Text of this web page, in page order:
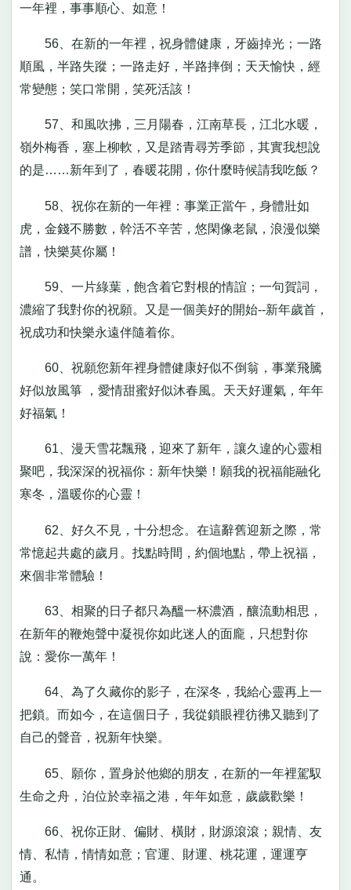
一年裡，事事順心、如意！
56、在新的一年裡，祝身體健康，牙齒掉光；一路
順風，半路失蹤；一路走好，半路摔倒；天天愉快，經
常變態；笑口常開，笑死活該！
57、和風吹拂，三月陽春，江南草長，江北水暖，
嶺外梅香，塞上柳軟，又是踏青尋芳季節，其實我想說
的是……新年到了，春暖花開，你什麼時候請我吃飯？
58、祝你在新的一年裡：事業正當午，身體壯如
虎，金錢不勝數，幹活不辛苦，悠閑像老鼠，浪漫似樂
譜，快樂莫你屬！
59、一片綠葉，飽含着它對根的情誼；一句賀詞，
濃縮了我對你的祝願。又是一個美好的開始--新年歲首，
祝成功和快樂永遠伴隨着你。
60、祝願您新年裡身體健康好似不倒翁，事業飛騰
好似放風箏 ，愛情甜蜜好似沐春風。天天好運氣，年年
好福氣！
61、漫天雪花飄飛，迎來了新年，讓久違的心靈相
聚吧，我深深的祝福你：新年快樂！願我的祝福能融化
寒冬，溫暖你的心靈！
62、好久不見，十分想念。在這辭舊迎新之際，常
常憶起共處的歲月。找點時間，約個地點，帶上祝福，
來個非常體驗！
63、相聚的日子都只為醞一杯濃酒，釀流動相思，
在新年的鞭炮聲中凝視你如此迷人的面龐，只想對你
說：愛你一萬年！
64、為了久藏你的影子，在深冬，我給心靈再上一
把鎖。而如今，在這個日子，我從鎖眼裡彷彿又聽到了
自己的聲音，祝新年快樂。
65、願你，置身於他鄉的朋友，在新的一年裡駕馭
生命之舟，泊位於幸福之港，年年如意，歲歲歡樂！
66、祝你正財、偏財、橫財，財源滾滾；親情、友
情、私情，情情如意；官運、財運、桃花運，運運亨
通。